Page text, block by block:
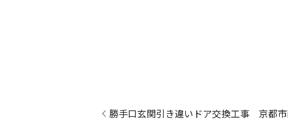
勝手口玄関引き違いドア交換工事 京都